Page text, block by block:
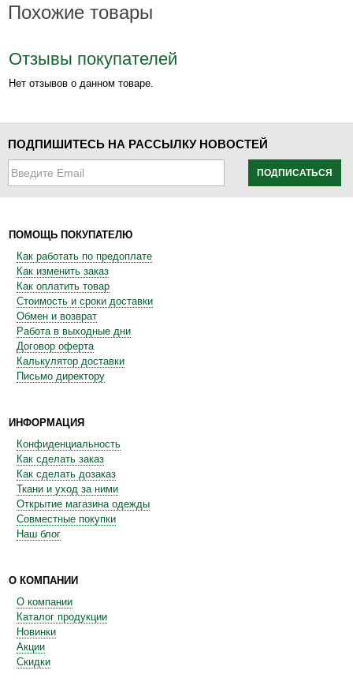
Похожие товары
Отзывы покупателей
Нет отзывов о данном товаре.
ПОДПИШИТЕСЬ НА РАССЫЛКУ НОВОСТЕЙ
ПОДПИСАТЬСЯ
ПОМОЩЬ ПОКУПАТЕЛЮ
Как работать по предоплате
Как изменить заказ
Как оплатить товар
Стоимость и сроки доставки
Обмен и возврат
Работа в выходные дни
Договор оферта
Калькулятор доставки
Письмо директору
ИНФОРМАЦИЯ
Конфиденциальность
Как сделать заказ
Как сделать дозаказ
Ткани и уход за ними
Открытие магазина одежды
Совместные покупки
Наш блог
О КОМПАНИИ
О компании
Каталог продукции
Новинки
Акции
Скидки